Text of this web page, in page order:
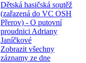
Dětská hasičská soutěž
(zařazená do VC OSH
Přerov) - O putovní
proudnici Adriany
Janíčkové
Zobrazit všechny
záznamy ze dne